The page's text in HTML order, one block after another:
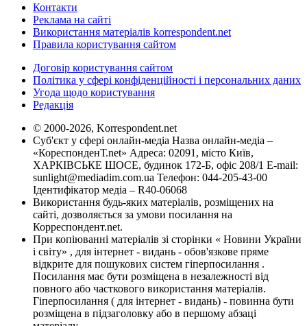
Контакти
Реклама на сайті
Використання матеріалів korrespondent.net
Правила користування сайтом
Договір користування сайтом
Політика у сфері конфіденційності і персональних даних
Угода щодо користування
Редакція
© 2000-2026, Korrespondent.net
Суб'єкт у сфері онлайн-медіа Назва онлайн-медіа –
«КореспонденТ.net» Адреса: 02091, місто Київ,
ХАРКІВСЬКЕ ШОСЕ, будинок 172-Б, офіс 208/1 E-mail:
sunlight@mediadim.com.ua Телефон: 044-205-43-00
Ідентифікатор медіа – R40-06068
Використання будь-яких матеріалів, розміщених на
сайті, дозволяється за умови посилання на
Корреспондент.net.
При копіюванні матеріалів зі сторінки « Новини України
і світу» , для інтернет - видань - обов'язкове пряме
відкрите для пошукових систем гіперпосилання .
Посилання має бути розміщена в незалежності від
повного або часткового використання матеріалів.
Гіперпосилання ( для інтернет - видань) - повинна бути
розміщена в підзаголовку або в першому абзаці